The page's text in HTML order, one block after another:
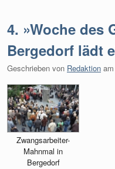
4. »Woche des
Bergedorf lädt
Geschrieben von Redaktion am
Zwangsarbeiter-
Mahnmal in
Bergedorf